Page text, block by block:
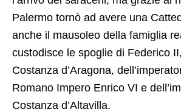
Palermo tornò ad avere una
anche il mausoleo della famiglia
custodisce le spoglie di Federico
Costanza d’Aragona,
Romano Impero Enrico VI e
Costanza d’Altavilla.